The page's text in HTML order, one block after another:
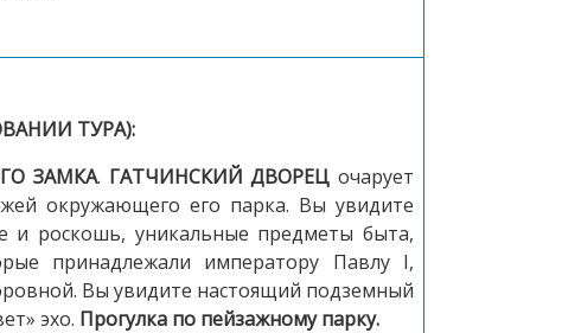
ТУРА):
ЗАМКА. ГАТЧИНСКИЙ ДВОРЕЦ очарует
окружающего его парка. Вы увидите
и роскошь, уникальные предметы быта,
принадлежали императору Павлу I,
Вы увидите настоящий подземный
эхо. Прогулка по пейзажному парку.